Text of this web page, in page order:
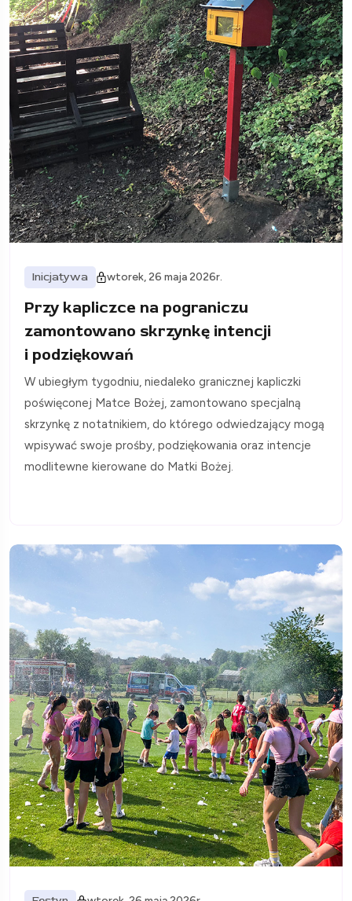
Inicjatywa wtorek, 26 maja 2026r.
Przy kapliczce na pograniczu
zamontowano skrzynkę intencji
i podziękowań
W ubiegłym tygodniu, niedaleko granicznej kapliczki
poświęconej Matce Bożej, zamontowano specjalną
skrzynkę z notatnikiem, do którego odwiedzający mogą
wpisywać swoje prośby, podziękowania oraz intencje
modlitewne kierowane do Matki Bożej.